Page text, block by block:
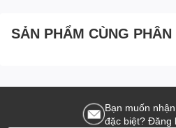
SẢN PHẨM CÙNG
Bạn muốn
đặc biệt? Đăng